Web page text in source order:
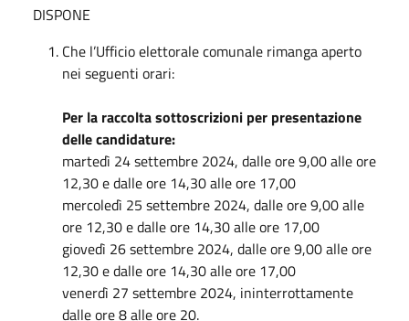
DISPONE
Che l’Ufficio elettorale comunale rimanga aperto
nei seguenti orari:
Per la raccolta sottoscrizioni per presentazione
delle candidature:
martedì 24 settembre 2024, dalle ore 9,00 alle ore
12,30 e dalle ore 14,30 alle ore 17,00
mercoledì 25 settembre 2024, dalle ore 9,00 alle
ore 12,30 e dalle ore 14,30 alle ore 17,00
giovedì 26 settembre 2024, dalle ore 9,00 alle ore
12,30 e dalle ore 14,30 alle ore 17,00
venerdì 27 settembre 2024, ininterrottamente
dalle ore 8 alle ore 20.